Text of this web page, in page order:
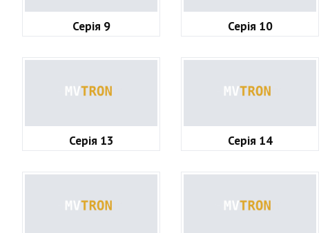
Серія 9 Серія 10
Серія 13 Серія 14